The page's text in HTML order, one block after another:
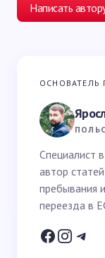
Написать
Ваш адрес
Ваш вопрос *
Ваше имя *
Email *
ОСНОВАТЕЛЬ
Специалист
автор
пребывания
переезда в